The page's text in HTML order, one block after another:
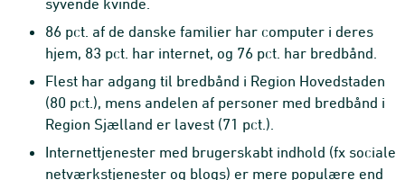
syvende kvinde.
86 pct. af de danske familier har computer i deres
hjem, 83 pct. har internet, og 76 pct. har bredbånd.
Flest har adgang til bredbånd i Region Hovedstaden
(80 pct.), mens andelen af personer med bredbånd i
Region Sjælland er lavest (71 pct.).
Internettjenester med brugerskabt indhold (fx sociale
netværkstjenester og blogs) er mere populære end